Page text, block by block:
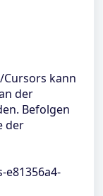
kann
der
Befolgen
der